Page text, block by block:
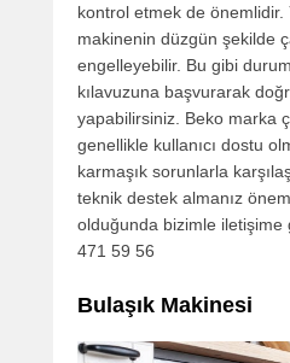
kontrol etmek de önemlidir.
makinenin düzgün şekilde
engelleyebilir. Bu gibi
kılavuzuna başvurarak
yapabilirsiniz. Beko marka
genellikle kullanıcı dostu
karmaşık sorunlarla
teknik destek almanız
olduğunda bizimle
471 59 56
Bulaşık Makinesi